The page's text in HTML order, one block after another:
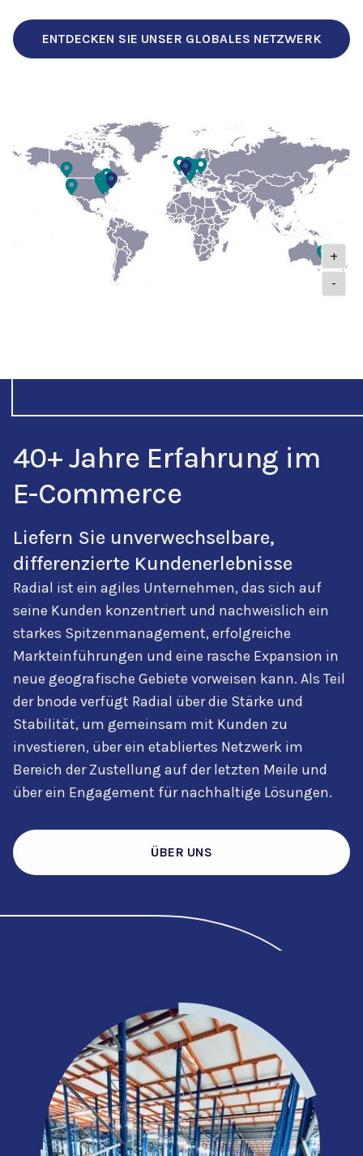
ENTDECKEN SIE UNSER GLOBALES NETZWERK
+
-
40+ Jahre Erfahrung im
E-Commerce
Liefern Sie unverwechselbare,
differenzierte Kundenerlebnisse
Radial ist ein agiles Unternehmen, das sich auf
seine Kunden konzentriert und nachweislich ein
starkes Spitzenmanagement, erfolgreiche
Markteinführungen und eine rasche Expansion in
neue geografische Gebiete vorweisen kann. Als Teil
der bnode verfügt Radial über die Stärke und
Stabilität, um gemeinsam mit Kunden zu
investieren, über ein etabliertes Netzwerk im
Bereich der Zustellung auf der letzten Meile und
über ein Engagement für nachhaltige Lösungen.
ÜBER UNS